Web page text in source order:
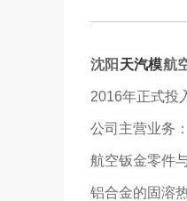
沈阳 天汽模航
2016年正式投
公司主营业务：
航空钣金零件
铝合金的固溶